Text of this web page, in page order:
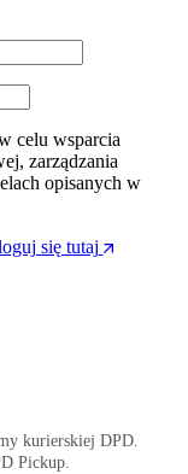
celu wsparcia
zarządzania
opisanych w
się tutaj
kurierskiej DPD.
Pickup.